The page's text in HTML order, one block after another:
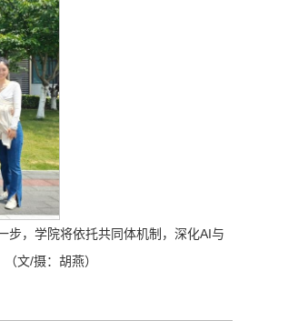
步，学院将依托共同体机制，深化AI与
文/摄：胡燕）